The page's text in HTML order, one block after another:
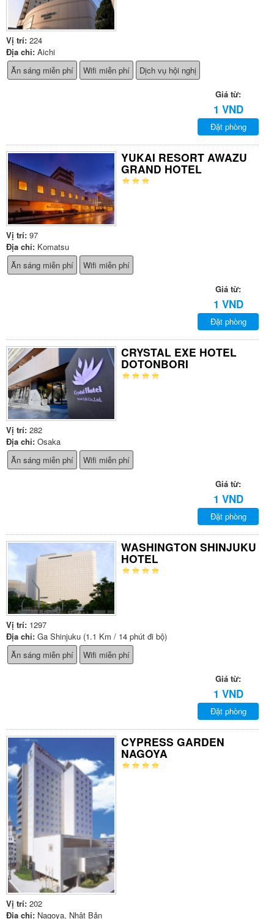
Vị trí: 224
Địa chỉ: Aichi
Ăn sáng miễn phí
Wifi miễn phí Dịch vụ hội nghị
Giá từ:
1 VND
Đặt phòng
YUKAI RESORT AWAZU
GRAND HOTEL
Vị trí: 97
Địa chỉ: Komatsu
Ăn sáng miễn phí
Wifi miễn phí
Giá từ:
1 VND
Đặt phòng
CRYSTAL EXE HOTEL
DOTONBORI
Vị trí: 282
Địa chỉ: Osaka
Ăn sáng miễn phí
Wifi miễn phí
Giá từ:
1 VND
Đặt phòng
WASHINGTON SHINJUKU
HOTEL
Vị trí: 1297
Địa chỉ: Ga Shinjuku (1.1 Km / 14 phút đi bộ)
Ăn sáng miễn phí
Wifi miễn phí
Giá từ:
1 VND
Đặt phòng
CYPRESS GARDEN
NAGOYA
Vị trí: 202
Địa chỉ: Nagoya, Nhật Bản